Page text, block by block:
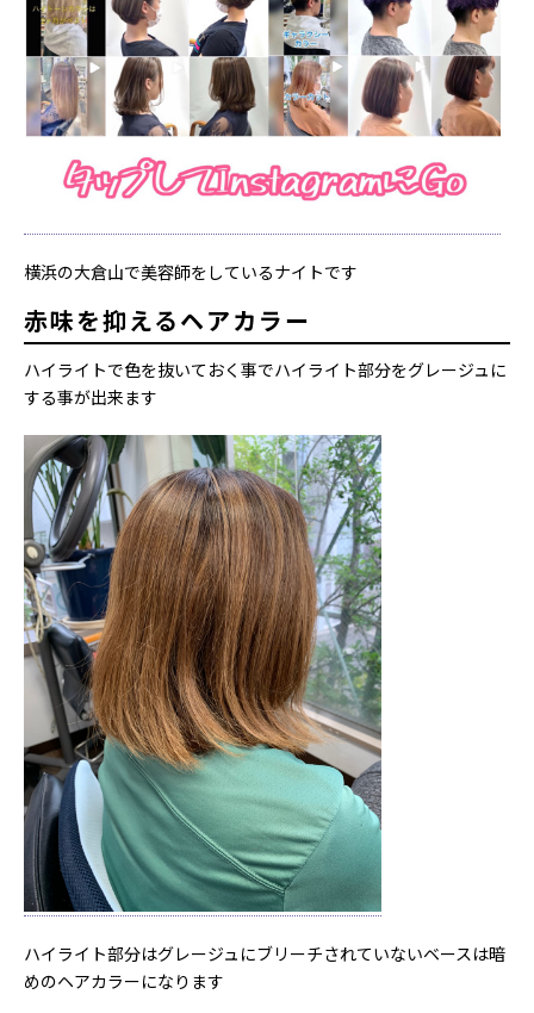
横浜の大倉山で美容師をしているナイトです
赤味を抑えるヘアカラー
ハイライトで色を抜いておく事でハイライト部分をグレージュに
する事が出来ます
ハイライト部分はグレージュにブリーチされていないベースは暗
めのヘアカラーになります